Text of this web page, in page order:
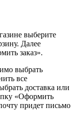
выберите
Далее
заказ».
выбрать
все
доставка или
«Оформить
придет письмо